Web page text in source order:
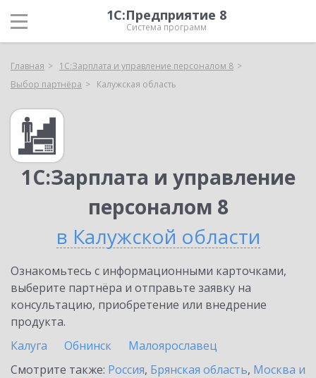
1С:Предприятие 8
Система программ
Главная
1С:Зарплата и управление персоналом 8
Выбор партнёра
Калужская область
1С:Зарплата и управление
персоналом 8
в Калужской области
Ознакомьтесь с информационными карточками,
выберите партнёра и отправьте заявку на
консультацию, приобретение или внедрение
продукта.
Калуга
Обнинск
Малоярославец
Смотрите также: Россия, Брянская область, Москва и